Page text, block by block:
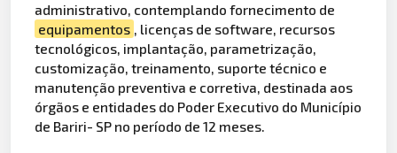
administrativo, contemplando fornecimento de
equipamentos , licenças de software, recursos
tecnológicos, implantação, parametrização,
customização, treinamento, suporte técnico e
manutenção preventiva e corretiva, destinada aos
órgãos e entidades do Poder Executivo do Município
de Bariri- SP no período de 12 meses.